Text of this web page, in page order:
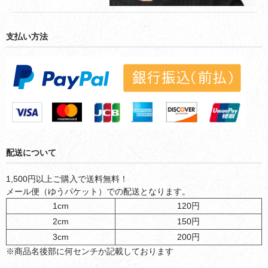
支払い方法
配送について
1,500円以上ご購入で送料無料！
メール便（ゆうパケット）での配送となります。
1cm
120円
2cm
150円
3cm
200円
※商品名後部に何センチか記載しております